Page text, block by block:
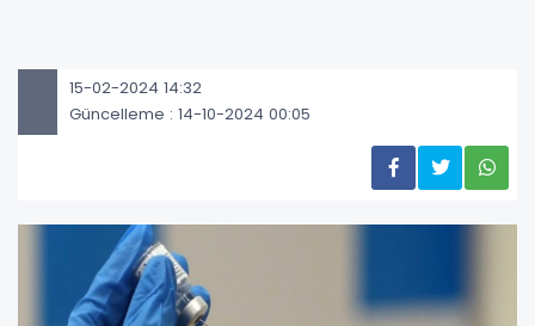
15-02-2024 14:32
Güncelleme : 14-10-2024 00:05